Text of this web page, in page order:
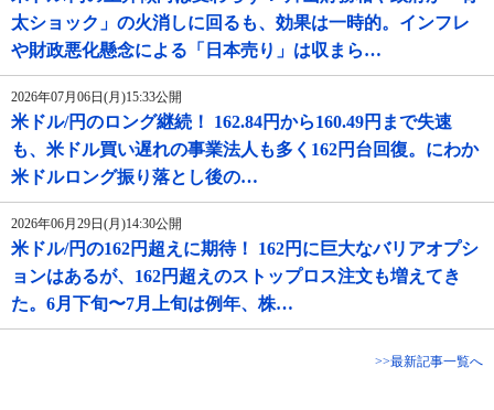
太ショック」の火消しに回るも、効果は一時的。インフレ
や財政悪化懸念による「日本売り」は収まら…
2026年07月06日(月)15:33公開
米ドル/円のロング継続！ 162.84円から160.49円まで失速
も、米ドル買い遅れの事業法人も多く162円台回復。にわか
米ドルロング振り落とし後の…
2026年06月29日(月)14:30公開
米ドル/円の162円超えに期待！ 162円に巨大なバリアオプシ
ョンはあるが、162円超えのストップロス注文も増えてき
た。6月下旬〜7月上旬は例年、株…
>>最新記事一覧へ